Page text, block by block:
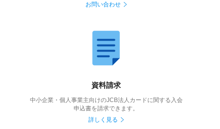
お問い合わせ
資料請求
中小企業・個人事業主向けのJCB法人カードに関する入会
申込書を請求できます。
詳しく見る